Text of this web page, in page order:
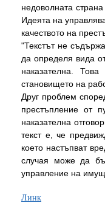
недоволната
Идеята на
качеството на
"Текстът не
да определя вида
наказателна.
становището на
Друг проблем
престъпление от
наказателна
текст е, че
което настъпват
случая може да
управление на
Линк